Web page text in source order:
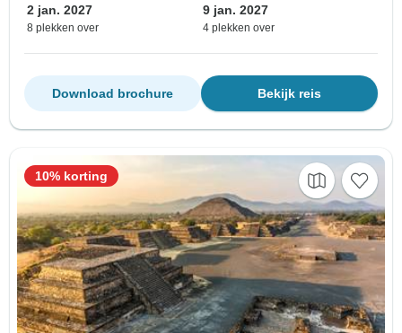
2 jan. 2027
8 plekken over
9 jan. 2027
4 plekken over
Bekijk reis
Download brochure
10% korting